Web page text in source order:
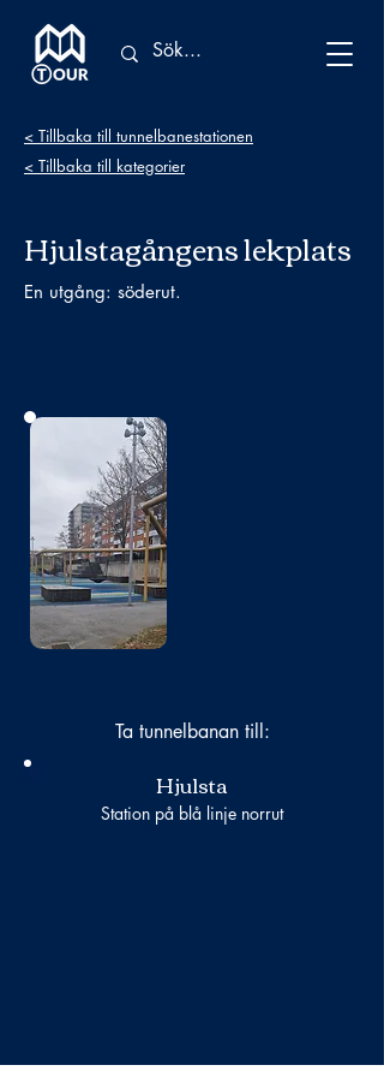
< Tillbaka till tunnelbanestationen
< Tillbaka till kategorier
Hjulstagångens lekplats
En utgång: söderut.
Bild
saknas
Ta tunnelbanan till:
Hjulsta
Station på blå linje norrut